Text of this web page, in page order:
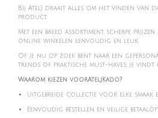
Bij Atel'J draait alles om het vinden van
product.
Met een breed assortiment, scherpe
online winkelen eenvoudig en leuk.
Of je nu op zoek bent naar een
trends of praktische must-haves, je vindt
Waarom kiezen voorAteljKado?
Uitgebreide collectie voor elke smaak
Eenvoudig bestellen en veilige